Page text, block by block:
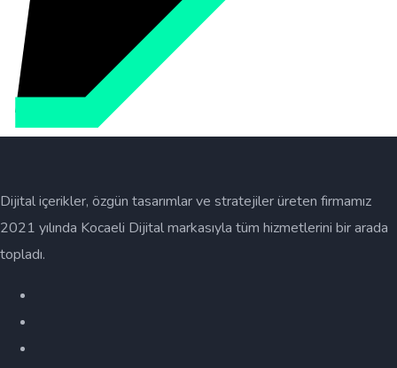
Dijital içerikler, özgün tasarımlar ve stratejiler üreten firmamız
2021 yılında Kocaeli Dijital markasıyla tüm hizmetlerini bir arada
topladı.